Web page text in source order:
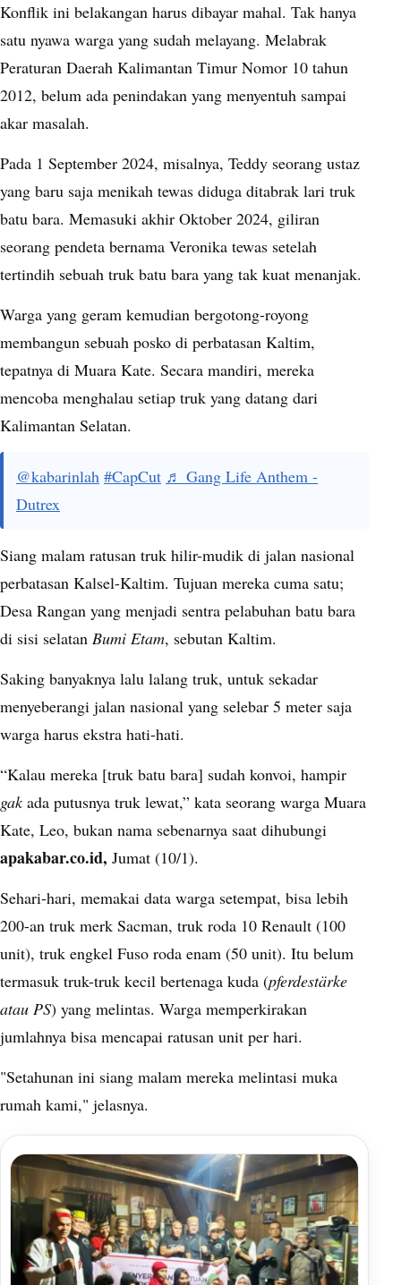
Konflik ini belakangan harus dibayar mahal. Tak hanya
satu nyawa warga yang sudah melayang. Melabrak
Peraturan Daerah Kalimantan Timur Nomor 10 tahun
2012, belum ada penindakan yang menyentuh sampai
akar masalah.
Pada 1 September 2024, misalnya, Teddy seorang ustaz
yang baru saja menikah tewas diduga ditabrak lari truk
batu bara. Memasuki akhir Oktober 2024, giliran
seorang pendeta bernama Veronika tewas setelah
tertindih sebuah truk batu bara yang tak kuat menanjak.
Warga yang geram kemudian bergotong-royong
membangun sebuah posko di perbatasan Kaltim,
tepatnya di Muara Kate. Secara mandiri, mereka
mencoba menghalau setiap truk yang datang dari
Kalimantan Selatan.
@kabarinlah #CapCut ♬ Gang Life Anthem -
Dutrex
Siang malam ratusan truk hilir-mudik di jalan nasional
perbatasan Kalsel-Kaltim. Tujuan mereka cuma satu;
Desa Rangan yang menjadi sentra pelabuhan batu bara
di sisi selatan Bumi Etam, sebutan Kaltim.
Saking banyaknya lalu lalang truk, untuk sekadar
menyeberangi jalan nasional yang selebar 5 meter saja
warga harus ekstra hati-hati.
“Kalau mereka [truk batu bara] sudah konvoi, hampir
gak ada putusnya truk lewat,” kata seorang warga Muara
Kate, Leo, bukan nama sebenarnya saat dihubungi
apakabar.co.id, Jumat (10/1).
Sehari-hari, memakai data warga setempat, bisa lebih
200-an truk merk Sacman, truk roda 10 Renault (100
unit), truk engkel Fuso roda enam (50 unit). Itu belum
termasuk truk-truk kecil bertenaga kuda (pferdestärke
atau PS) yang melintas. Warga memperkirakan
jumlahnya bisa mencapai ratusan unit per hari.
"Setahunan ini siang malam mereka melintasi muka
rumah kami," jelasnya.